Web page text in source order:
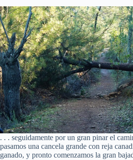
. . . seguidamente por un gran pinar el
pasamos una cancela grande con reja
ganado, y pronto comenzamos la gran